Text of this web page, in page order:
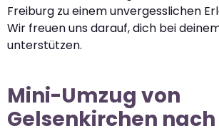
Freiburg zu einem unvergesslichen
Wir freuen uns darauf, dich bei
unterstützen.
Mini-Umzug von
Gelsenkirchen